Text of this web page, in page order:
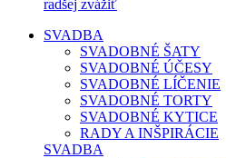
radšej zvážiť
SVADBA
SVADOBNÉ ŠATY
SVADOBNÉ ÚČESY
SVADOBNÉ LÍČENIE
SVADOBNÉ TORTY
SVADOBNÉ KYTICE
RADY A INŠPIRÁCIE
SVADBA